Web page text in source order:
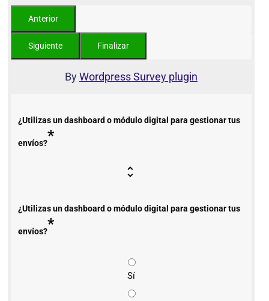
ByWordpress Survey plugin
¿Utilizas un dashboard o módulo digital para gestionar tus
envíos?*
¿Utilizas un dashboard o módulo digital para gestionar tus
envíos?*
Sí